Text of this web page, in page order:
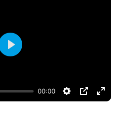
00:00
Воспроизвести